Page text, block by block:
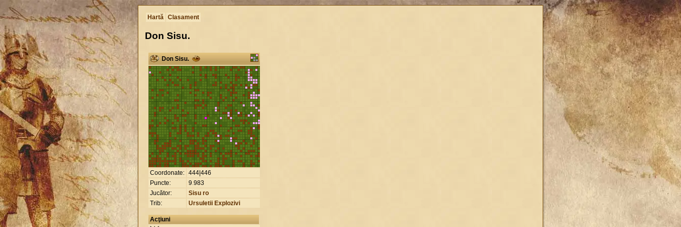
Hartă Clasament
Don Sisu.
Don Sisu.
Coordonate: 444|446
Puncte:
9.983
Jucător:
Sisu ro
Trib:
Ursuletii Explozivi
Acţiuni